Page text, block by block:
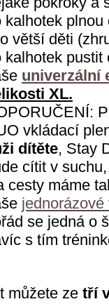
kalhotek plnou
větší děti
kalhotek pustit
univerzální
XL.
vkládací
dítěte, Stay
cítit v
cesty máme
se jedná o
s tím
můžete ze tří